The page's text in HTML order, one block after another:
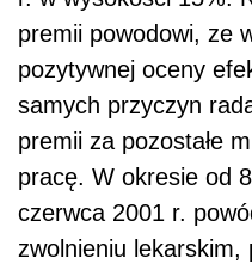
premii powodowi, ze
pozytywnej oceny
samych przyczyn
premii za pozostałe
pracę. W okresie od
czerwca 2001 r.
zwolnieniu